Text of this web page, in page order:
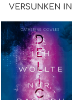
VERSUNKEN IN